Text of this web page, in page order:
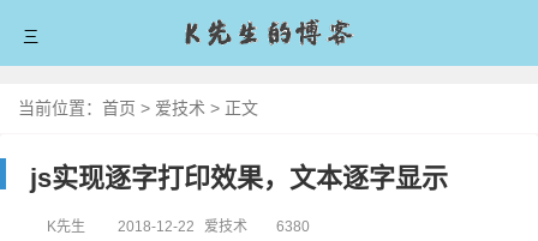
三
首页
当前位置： 首页 > 爱技术 > 正文
js实现逐字打印效果，文本逐字显示
K先生 2018-12-22 爱技术 6380